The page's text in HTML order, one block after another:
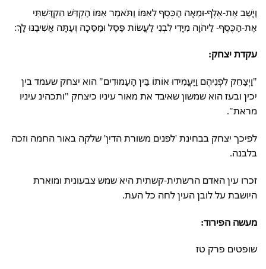
וַיָּשֶׁב אֶת-אֶלֶף-וּמֵאָה הַכֶּסֶף לְאִמּוֹ וַתֹּאמֶר אִמּוֹ הַקְדֵּשׁ הִקְדַּשְׁתִּי
אֶת-הַכֶּסֶף- לַיהֹוָה מִיָּדִי לִבְנִי לַעֲשׂוֹת פֶּסֶל וּמַסֵּכָה וְעַתָּה אֲשִׁיבֶנּוּ לָךְ:
עקדת יצחק:
"וַיְצַחֵק לִפְנֵיהֶם וַיַּעֲמִידוּ אוֹתוֹ בֵּין הָעַמּוּדִים" הוא יצחק שעמד בין
יכין ובעז הוא שמשון שאיבד את מאור עיניו כיצחק "ותכהינ עיניו
מראת".
לפיכך יצחק בבחינת 'לפנים משורת הדין' שלקה באור החמה וזכה
בלבנה.
זכרו עין האדם הרשתית-קשתית היא שמש צבעונית ומוארת
היושבת על לובן העין לחה כל העת.
מעשה הפירוד:
שופטים פרק טז